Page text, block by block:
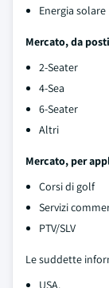
Energia solare
Mercato, da
2-Seater
4-Sea
6-Seater
Altri
Mercato, per
Corsi di golf
Servizi
PTV/SLV
Le suddette
USA.